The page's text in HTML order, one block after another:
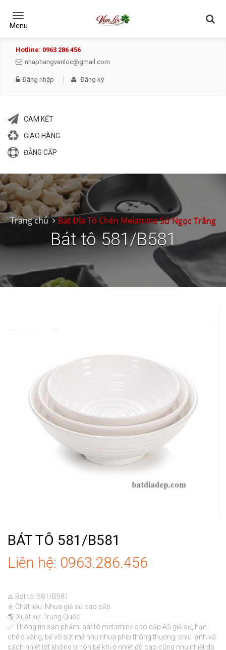
Hotline: 0963 286 456
nhaphangvanloc@gmail.com
Đăng nhập Đăng ký
CAM KẾT
GIAO HÀNG
ĐẲNG CẤP
Toggle
Menu
Trang chủ Bát Đĩa Tô Chén Melamine Sứ Ngọc Trắng
Bát tô 581/B581
BÁT TÔ 581/B581
Liên hệ: 0963.286.456
♨️ Bát tô: 581/B581
✳️ Chất liệu: Nhựa giả sứ cao cấp
🌎 Xuất xứ: Trung Quốc
✅ Thông tin sản phẩm: bát tô melamine cao cấp A5 giả sứ, hạn
chế ố vàng, bể vỡ sứt mẻ như nhựa phíp thông thướng, chịu lạnh và
cách nhiệt tốt không bị ròn bể khi ở nhiệt độ cao cũng như nhiệt độ